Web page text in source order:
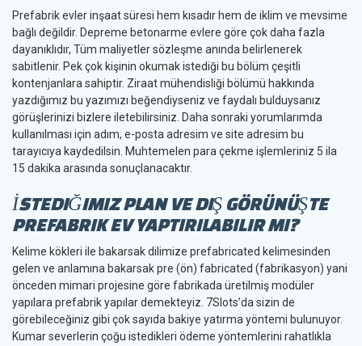
Prefabrik evler inşaat süresi hem kısadır hem de iklim ve mevsime
bağlı değildir. Depreme betonarme evlere göre çok daha fazla
dayanıklıdır, Tüm maliyetler sözleşme anında belirlenerek
sabitlenir. Pek çok kişinin okumak istediği bu bölüm çeşitli
kontenjanlara sahiptir. Ziraat mühendisliği bölümü hakkında
yazdığımız bu yazımızı beğendiyseniz ve faydalı bulduysanız
görüşlerinizi bizlere iletebilirsiniz. Daha sonraki yorumlarımda
kullanılması için adım, e-posta adresim ve site adresim bu
tarayıcıya kaydedilsin. Muhtemelen para çekme işlemleriniz 5 ila
15 dakika arasında sonuçlanacaktır.
İSTEDIĞIMIZ PLAN VE DIŞ GÖRÜNÜŞTE
PREFABRIK EV YAPTIRILABILIR MI?
Kelime kökleri ile bakarsak dilimize prefabricated kelimesinden
gelen ve anlamına bakarsak pre (ön) fabricated (fabrikasyon) yani
önceden mimari projesine göre fabrikada üretilmiş modüler
yapılara prefabrik yapılar demekteyiz. 7Slots’da sizin de
görebileceğiniz gibi çok sayıda bakiye yatırma yöntemi bulunuyor.
Kumar severlerin çoğu istedikleri ödeme yöntemlerini rahatlıkla